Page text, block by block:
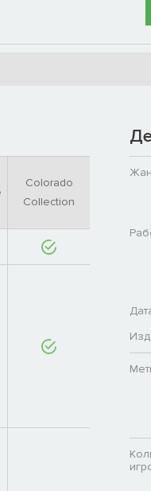
Colorado
Collection